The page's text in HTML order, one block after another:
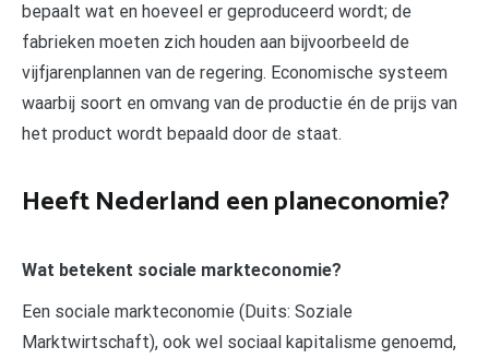
bepaalt wat en hoeveel er geproduceerd wordt; de
fabrieken moeten zich houden aan bijvoorbeeld de
vijfjarenplannen van de regering. Economische systeem
waarbij soort en omvang van de productie én de prijs van
het product wordt bepaald door de staat.
Heeft Nederland een planeconomie?
Wat betekent sociale markteconomie?
Een sociale markteconomie (Duits: Soziale
Marktwirtschaft), ook wel sociaal kapitalisme genoemd,